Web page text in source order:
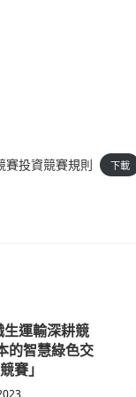
賽投資競賽規則 下載
生運輸深耕競
的智慧綠色交
賽」